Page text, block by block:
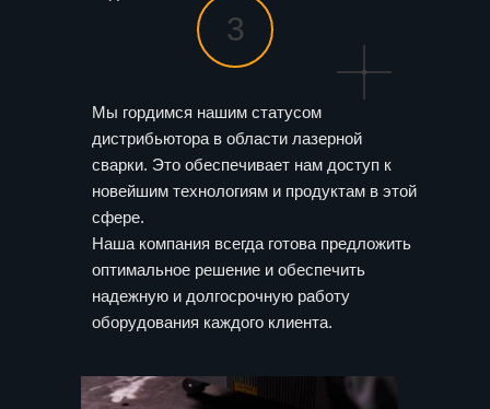
Мы гордимся нашим статусом
дистрибьютора в области лазерной
сварки. Это обеспечивает нам доступ к
новейшим технологиям и продуктам в этой
сфере.
Наша компания всегда готова предложить
оптимальное решение и обеспечить
надежную и долгосрочную работу
оборудования каждого клиента.
3